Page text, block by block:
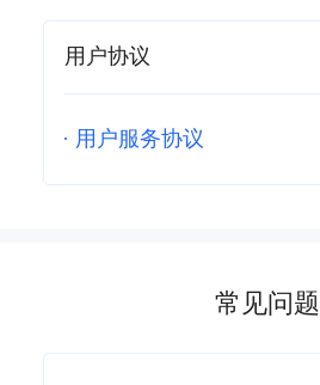
用户协议
· 用户服务协议
常见问题